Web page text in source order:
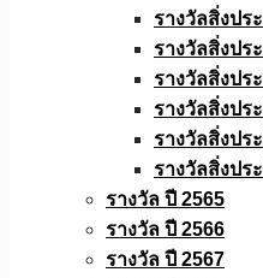
รางวัลสิ่งปร
รางวัลสิ่งปร
รางวัลสิ่งปร
รางวัลสิ่งปร
รางวัลสิ่งปร
รางวัลสิ่งปร
รางวัล ปี 2565
รางวัล ปี 2566
รางวัล ปี 2567